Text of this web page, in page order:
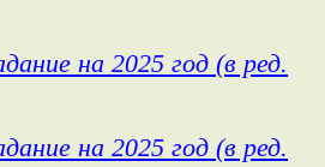
на 2025 год (в ред.
на 2025 год (в ред.